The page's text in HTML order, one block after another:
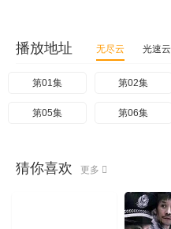
播放地址 无尽云 光速云
第01集 第02集
第05集 第06集
猜你喜欢 更多